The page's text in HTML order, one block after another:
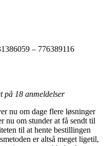
– 776389116
på 18 anmeldelser
nu om dage flere løsninger
nu om stunder at få sendt til
til at hente bestillingen
er altså meget ligetil,